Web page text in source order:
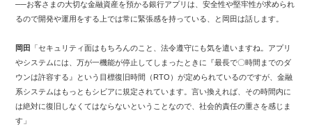
──お客さまの大切な金融資産を預かる銀行アプリは、安全性や堅牢性が求められ
るので開発や運用をする上では常に緊張感を持っている、と岡田は話します。
岡田
「セキュリティ面はもちろんのこと、法令遵守にも気を遣いますね。アプリ
やシステムには、万が一機能が停止してしまったときに『最長で〇時間までのダ
ウンは許容する』という目標復旧時間（RTO）が定められているのですが、金融
系システムはもっともシビアに規定されています。言い換えれば、その時間内に
は絶対に復旧しなくてはならないということなので、社会的責任の重さを感じま
す」